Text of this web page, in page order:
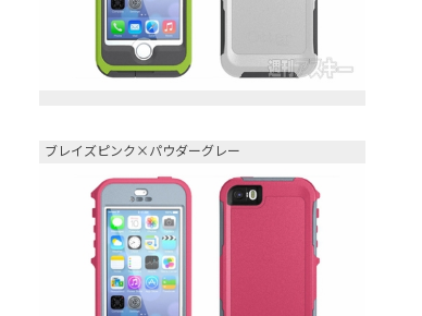
ブレイズピンク×パウダーグレー